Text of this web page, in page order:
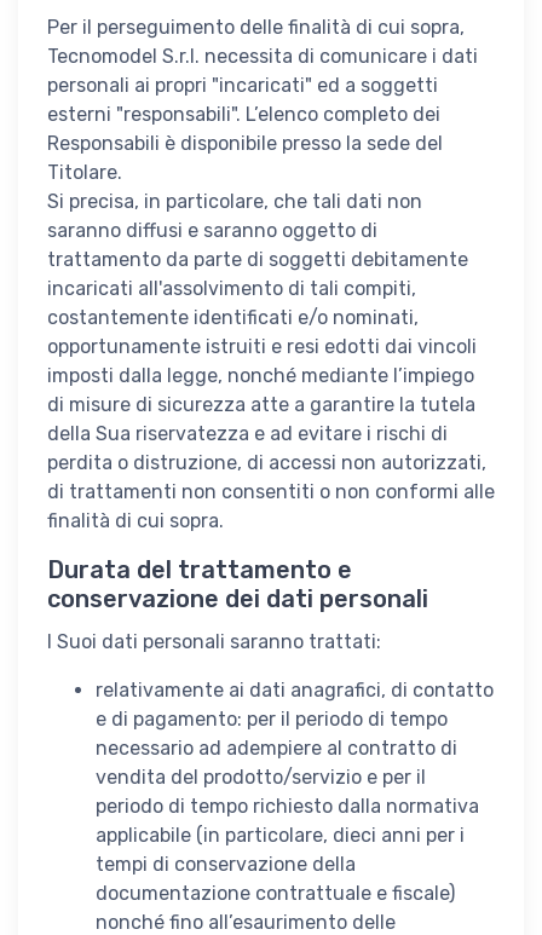
Per il perseguimento delle finalità di cui sopra,
Tecnomodel S.r.l. necessita di comunicare i dati
personali ai propri "incaricati" ed a soggetti
esterni "responsabili". L’elenco completo dei
Responsabili è disponibile presso la sede del
Titolare.
Si precisa, in particolare, che tali dati non
saranno diffusi e saranno oggetto di
trattamento da parte di soggetti debitamente
incaricati all'assolvimento di tali compiti,
costantemente identificati e/o nominati,
opportunamente istruiti e resi edotti dai vincoli
imposti dalla legge, nonché mediante l’impiego
di misure di sicurezza atte a garantire la tutela
della Sua riservatezza e ad evitare i rischi di
perdita o distruzione, di accessi non autorizzati,
di trattamenti non consentiti o non conformi alle
finalità di cui sopra.
Durata del trattamento e
conservazione dei dati personali
I Suoi dati personali saranno trattati:
relativamente ai dati anagrafici, di contatto
e di pagamento: per il periodo di tempo
necessario ad adempiere al contratto di
vendita del prodotto/servizio e per il
periodo di tempo richiesto dalla normativa
applicabile (in particolare, dieci anni per i
tempi di conservazione della
documentazione contrattuale e fiscale)
nonché fino all’esaurimento delle